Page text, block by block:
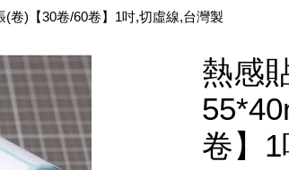
卷)【30卷/60卷】1吋,切虛線,台灣製
熱感
卷】